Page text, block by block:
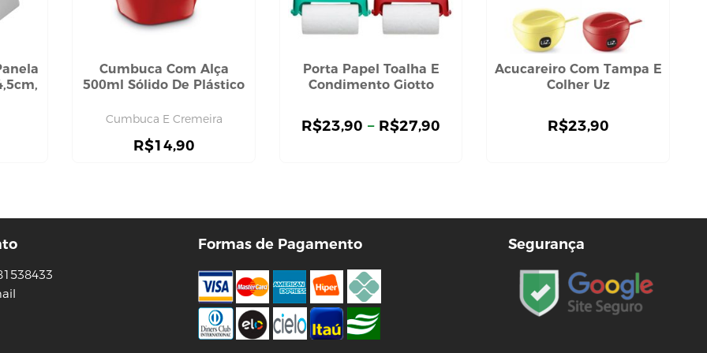
Cumbuca Com Alça
500ml Sólido De Plástico
Cumbuca E Cremeira
R$14,90
Porta Papel Toalha E
Condimento Giotto
R$23,90 – R$27,90
Acucareiro Com Tampa E
Colher Uz
R$23,90
Formas de Pagamento Segurança